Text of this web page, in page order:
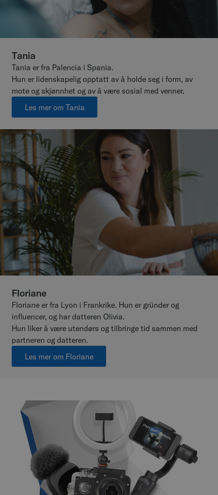
Tania
Tania er fra Palencia i Spania.
Hun er lidenskapelig opptatt av å holde seg i form, av
mote og skjønnhet og av å være sosial med venner.
Les mer om Tania
Floriane
Floriane er fra Lyon i Frankrike. Hun er gründer og
influencer, og har datteren Olivia.
Hun liker å være utendørs og tilbringe tid sammen med
partneren og datteren.
Les mer om Floriane